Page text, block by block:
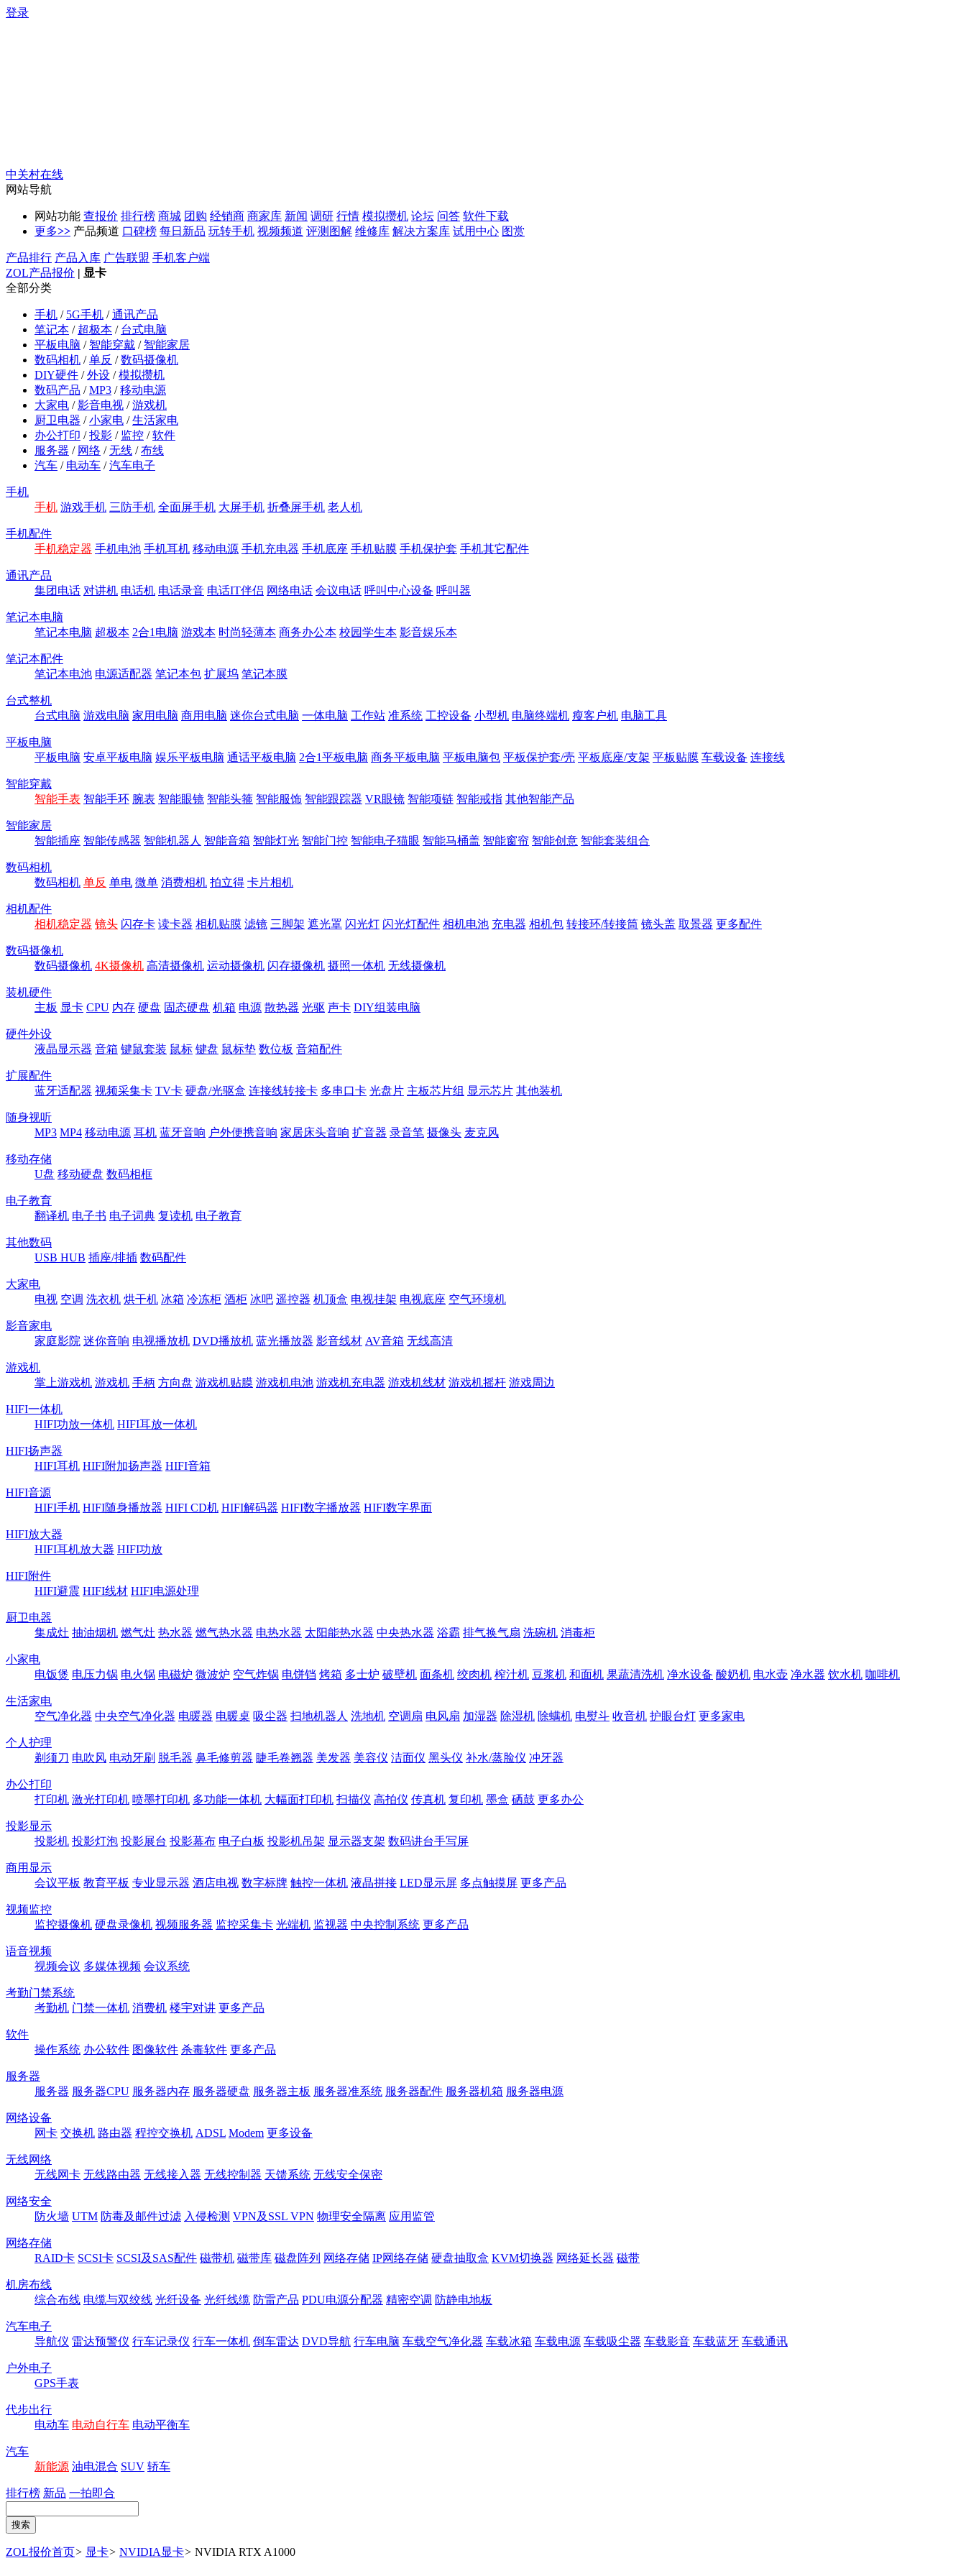
登录
中关村在线
网站导航
网站功能 查报价 排行榜 商城 团购 经销商 商家库 新闻 调研 行情 模拟攒机 论坛 问答 软件下载
更多>> 产品频道 口碑榜 每日新品 玩转手机 视频频道 评测图解 维修库 解决方案库 试用中心 图赏
产品排行 产品入库 广告联盟 手机客户端
ZOL产品报价 | 显卡
全部分类
手机 / 5G手机 /通讯产品
笔记本 / 超极本 / 台式电脑
平板电脑 / 智能穿戴 / 智能家居
数码相机 /单反 /数码摄像机
DIY硬件 /外设 /模拟攒机
数码产品 /MP3 /移动电源
大家电 /影音电视 /游戏机
厨卫电器 /小家电 /生活家电
办公打印 /投影 / 监控 /软件
服务器 / 网络 /无线 /布线
汽车 / 电动车 /汽车电子
手机
手机 游戏手机 三防手机 全面屏手机 大屏手机 折叠屏手机 老人机
手机配件
手机稳定器 手机电池 手机耳机 移动电源 手机充电器 手机底座 手机贴膜 手机保护套 手机其它配件
通讯产品
集团电话 对讲机 电话机 电话录音 电话IT伴侣 网络电话 会议电话 呼叫中心设备 呼叫器
笔记本电脑
笔记本电脑 超极本 2合1电脑 游戏本 时尚轻薄本 商务办公本 校园学生本 影音娱乐本
笔记本配件
笔记本电池 电源适配器 笔记本包 扩展坞 笔记本膜
台式整机
台式电脑 游戏电脑 家用电脑 商用电脑 迷你台式电脑 一体电脑 工作站 准系统 工控设备 小型机 电脑终端机 瘦客户机 电脑工具
平板电脑
平板电脑 安卓平板电脑 娱乐平板电脑 通话平板电脑 2合1平板电脑 商务平板电脑 平板电脑包 平板保护套/壳 平板底座/支架 平板贴膜 车载设备 连接线
智能穿戴
智能手表 智能手环 腕表 智能眼镜 智能头箍 智能服饰 智能跟踪器 VR眼镜 智能项链 智能戒指 其他智能产品
智能家居
智能插座 智能传感器 智能机器人 智能音箱 智能灯光 智能门控 智能电子猫眼 智能马桶盖 智能窗帘 智能创意 智能套装组合
数码相机
数码相机 单反 单电 微单 消费相机 拍立得 卡片相机
相机配件
相机稳定器 镜头 闪存卡 读卡器 相机贴膜 滤镜 三脚架 遮光罩 闪光灯 闪光灯配件 相机电池 充电器 相机包 转接环/转接筒 镜头盖 取景器 更多配件
数码摄像机
数码摄像机 4K摄像机 高清摄像机 运动摄像机 闪存摄像机 摄照一体机 无线摄像机
装机硬件
主板 显卡 CPU 内存 硬盘 固态硬盘 机箱 电源 散热器 光驱 声卡 DIY组装电脑
硬件外设
液晶显示器 音箱 键鼠套装 鼠标 键盘 鼠标垫 数位板 音箱配件
扩展配件
蓝牙适配器 视频采集卡 TV卡 硬盘/光驱盒 连接线转接卡 多串口卡 光盘片 主板芯片组 显示芯片 其他装机
随身视听
MP3 MP4 移动电源 耳机 蓝牙音响 户外便携音响 家居床头音响 扩音器 录音笔 摄像头 麦克风
移动存储
U盘 移动硬盘 数码相框
电子教育
翻译机 电子书 电子词典 复读机 电子教育
其他数码
USB HUB 插座/排插 数码配件
大家电
电视 空调 洗衣机 烘干机 冰箱 冷冻柜 酒柜 冰吧 遥控器 机顶盒 电视挂架 电视底座 空气环境机
影音家电
家庭影院 迷你音响 电视播放机 DVD播放机 蓝光播放器 影音线材 AV音箱 无线高清
游戏机
掌上游戏机 游戏机 手柄 方向盘 游戏机贴膜 游戏机电池 游戏机充电器 游戏机线材 游戏机摇杆 游戏周边
HIFI一体机
HIFI功放一体机 HIFI耳放一体机
HIFI扬声器
HIFI耳机 HIFI附加扬声器 HIFI音箱
HIFI音源
HIFI手机 HIFI随身播放器 HIFI CD机 HIFI解码器 HIFI数字播放器 HIFI数字界面
HIFI放大器
HIFI耳机放大器 HIFI功放
HIFI附件
HIFI避震 HIFI线材 HIFI电源处理
厨卫电器
集成灶 抽油烟机 燃气灶 热水器 燃气热水器 电热水器 太阳能热水器 中央热水器 浴霸 排气换气扇 洗碗机 消毒柜
小家电
电饭煲 电压力锅 电火锅 电磁炉 微波炉 空气炸锅 电饼铛 烤箱 多士炉 破壁机 面条机 绞肉机 榨汁机 豆浆机 和面机 果蔬清洗机 净水设备 酸奶机 电水壶 净水器 饮水机 咖啡机
生活家电
空气净化器 中央空气净化器 电暖器 电暖桌 吸尘器 扫地机器人 洗地机 空调扇 电风扇 加湿器 除湿机 除螨机 电熨斗 收音机 护眼台灯 更多家电
个人护理
剃须刀 电吹风 电动牙刷 脱毛器 鼻毛修剪器 睫毛卷翘器 美发器 美容仪 洁面仪 黑头仪 补水/蒸脸仪 冲牙器
办公打印
打印机 激光打印机 喷墨打印机 多功能一体机 大幅面打印机 扫描仪 高拍仪 传真机 复印机 墨盒 硒鼓 更多办公
投影显示
投影机 投影灯泡 投影展台 投影幕布 电子白板 投影机吊架 显示器支架 数码讲台手写屏
商用显示
会议平板 教育平板 专业显示器 酒店电视 数字标牌 触控一体机 液晶拼接 LED显示屏 多点触摸屏 更多产品
视频监控
监控摄像机 硬盘录像机 视频服务器 监控采集卡 光端机 监视器 中央控制系统 更多产品
语音视频
视频会议 多媒体视频 会议系统
考勤门禁系统
考勤机 门禁一体机 消费机 楼宇对讲 更多产品
软件
操作系统 办公软件 图像软件 杀毒软件 更多产品
服务器
服务器 服务器CPU 服务器内存 服务器硬盘 服务器主板 服务器准系统 服务器配件 服务器机箱 服务器电源
网络设备
网卡 交换机 路由器 程控交换机 ADSL Modem 更多设备
无线网络
无线网卡 无线路由器 无线接入器 无线控制器 天馈系统 无线安全保密
网络安全
防火墙 UTM 防毒及邮件过滤 入侵检测 VPN及SSL VPN 物理安全隔离 应用监管
网络存储
RAID卡 SCSI卡 SCSI及SAS配件 磁带机 磁带库 磁盘阵列 网络存储 IP网络存储 硬盘抽取盒 KVM切换器 网络延长器 磁带
机房布线
综合布线 电缆与双绞线 光纤设备 光纤线缆 防雷产品 PDU电源分配器 精密空调 防静电地板
汽车电子
导航仪 雷达预警仪 行车记录仪 行车一体机 倒车雷达 DVD导航 行车电脑 车载空气净化器 车载冰箱 车载电源 车载吸尘器 车载影音 车载蓝牙 车载通讯
户外电子
GPS手表
代步出行
电动车 电动自行车 电动平衡车
汽车
新能源 油电混合 SUV 轿车
排行榜 新品 一拍即合
ZOL报价首页> 显卡> NVIDIA显卡> NVIDIA RTX A1000